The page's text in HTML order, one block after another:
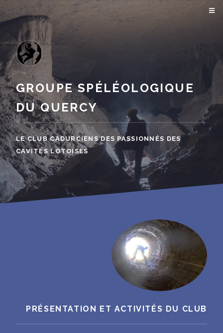
GROUPE SPÉLÉOLOGIQUE
DU QUERCY
LE CLUB CADURCIENS DES PASSIONNÉS DES
CAVITÉS LOTOISES
PRÉSENTATION ET ACTIVITÉS DU CLUB